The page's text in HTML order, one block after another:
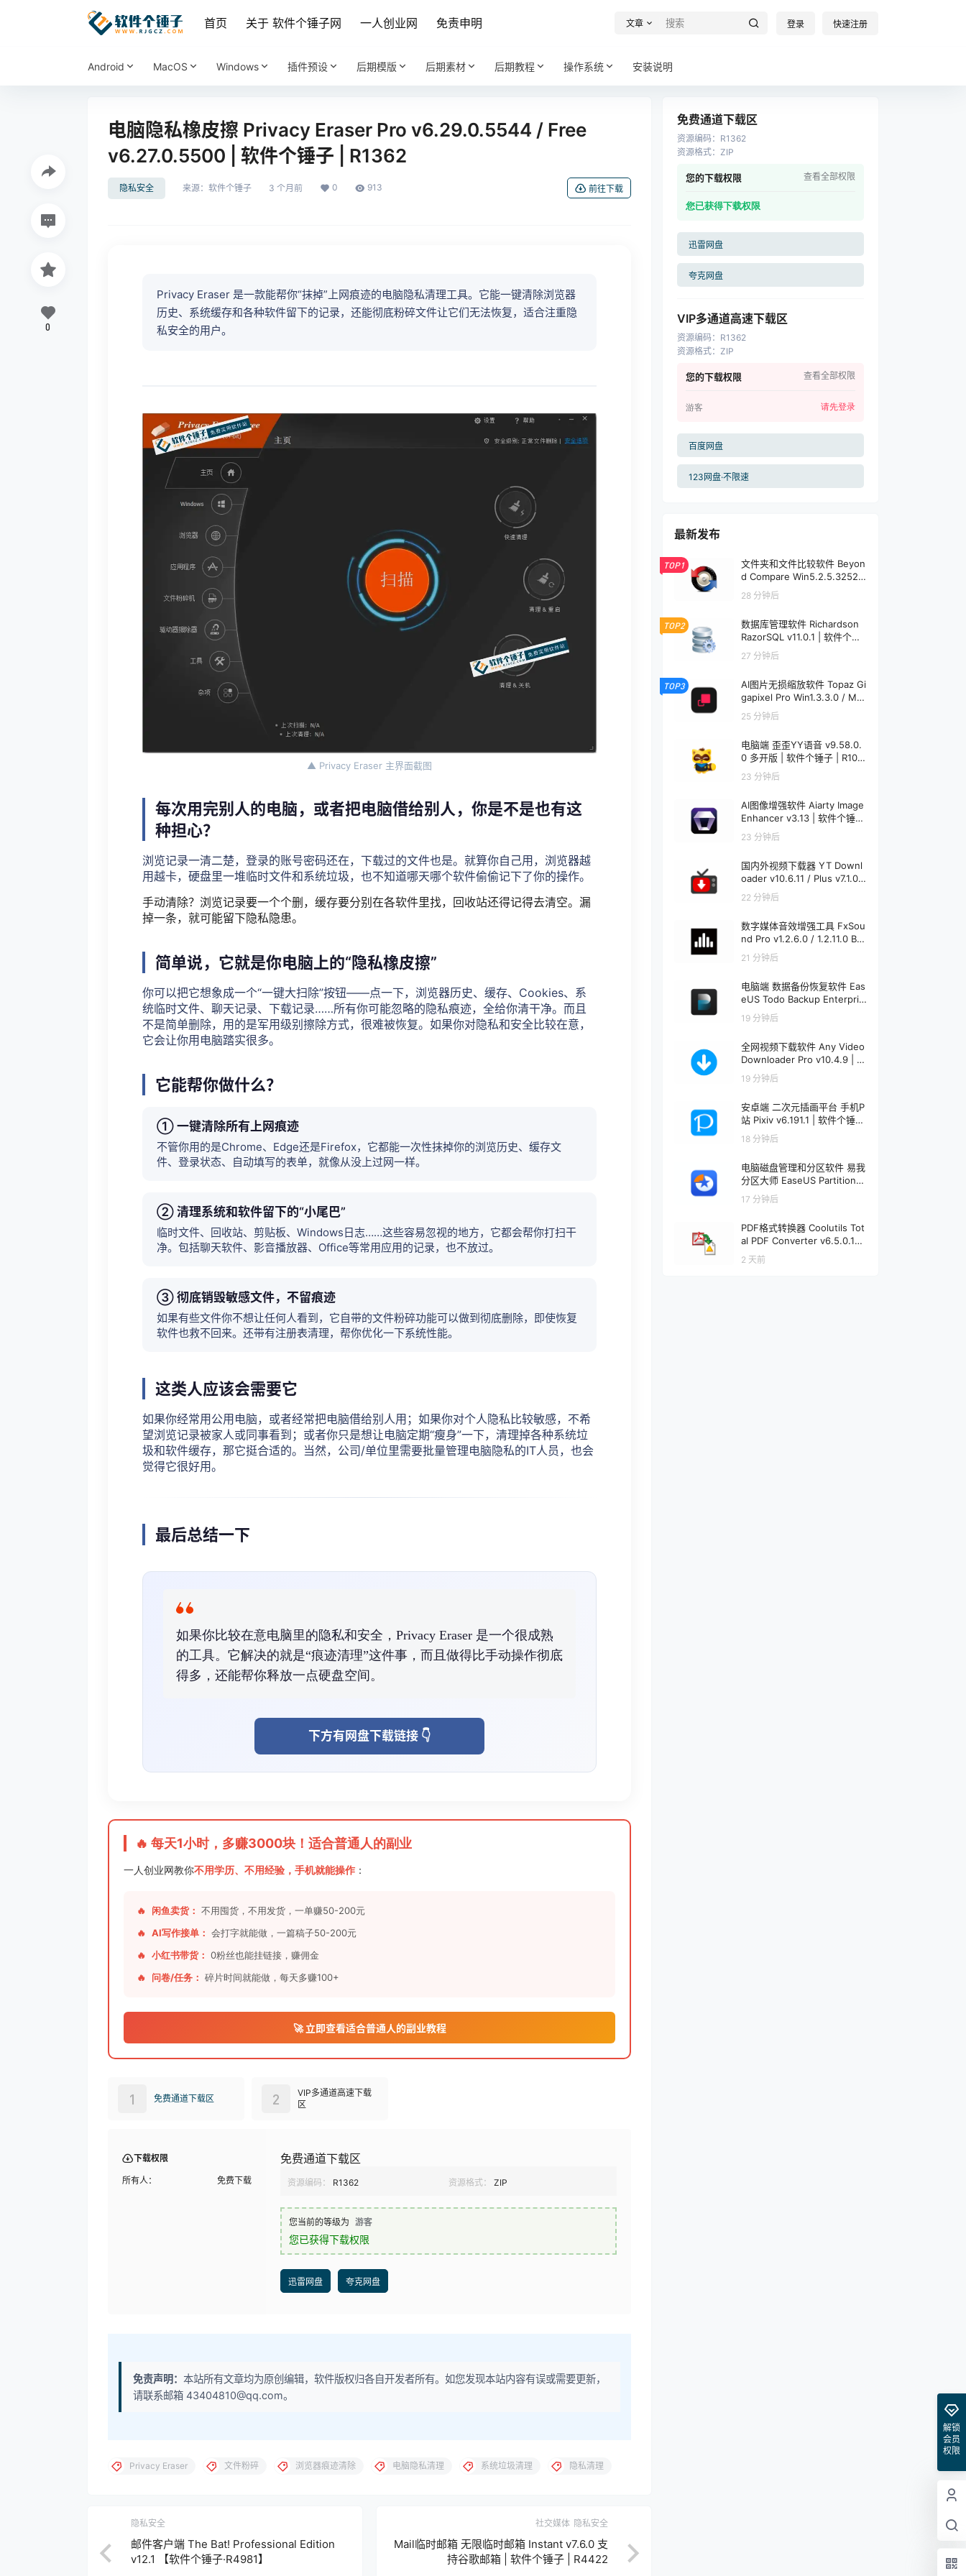
首页 关于 软件个锤子网 一人创业网 免责申明 文章 登录 快速注册
Android MacOS Windows 插件预设 后期模版 后期素材 后期教程 操作系统 安装说明
电脑隐私橡皮擦 Privacy Eraser Pro v6.29.0.5544 / Free
v6.27.0.5500 | 软件个锤子 | R1362
隐私安全 来源： 软件个锤子 3 个月前 0 913 前往下载
Privacy Eraser 是一款能帮你“抹掉”上网痕迹的电脑隐私清理工具。它能一键清除浏览器
历史、系统缓存和各种软件留下的记录，还能彻底粉碎文件让它们无法恢复，适合注重隐
私安全的用户。
▲ Privacy Eraser 主界面截图
每次用完别人的电脑，或者把电脑借给别人，你是不是也有这
种担心？
浏览记录一清二楚，登录的账号密码还在，下载过的文件也是。就算你自己用，浏览器越
用越卡，硬盘里一堆临时文件和系统垃圾，也不知道哪天哪个软件偷偷记下了你的操作。
手动清除？浏览记录要一个个删，缓存要分别在各软件里找，回收站还得记得去清空。漏
掉一条，就可能留下隐私隐患。
简单说，它就是你电脑上的“隐私橡皮擦”
你可以把它想象成一个“一键大扫除”按钮——点一下，浏览器历史、缓存、Cookies、系
统临时文件、聊天记录、下载记录……所有你可能忽略的隐私痕迹，全给你清干净。而且
不是简单删除，用的是军用级别擦除方式，很难被恢复。如果你对隐私和安全比较在意，
它会让你用电脑踏实很多。
它能帮你做什么？
① 一键清除所有上网痕迹
不管你用的是Chrome、Edge还是Firefox，它都能一次性抹掉你的浏览历史、缓存文
件、登录状态、自动填写的表单，就像从没上过网一样。
② 清理系统和软件留下的“小尾巴”
临时文件、回收站、剪贴板、Windows日志……这些容易忽视的地方，它都会帮你打扫干
净。包括聊天软件、影音播放器、Office等常用应用的记录，也不放过。
③ 彻底销毁敏感文件，不留痕迹
如果有些文件你不想让任何人看到，它自带的文件粉碎功能可以做到彻底删除，即使恢复
软件也救不回来。还带有注册表清理，帮你优化一下系统性能。
这类人应该会需要它
如果你经常用公用电脑，或者经常把电脑借给别人用；如果你对个人隐私比较敏感，不希
望浏览记录被家人或同事看到；或者你只是想让电脑定期“瘦身”一下，清理掉各种系统垃
圾和软件缓存，那它挺合适的。当然，公司/单位里需要批量管理电脑隐私的IT人员，也会
觉得它很好用。
最后总结一下
如果你比较在意电脑里的隐私和安全，Privacy Eraser 是一个很成熟
的工具。它解决的就是“痕迹清理”这件事，而且做得比手动操作彻底
得多，还能帮你释放一点硬盘空间。
下方有网盘下载链接 👇
🔥 每天1小时，多赚3000块！适合普通人的副业
一人创业网教你不用学历、不用经验，手机就能操作 ：
🔥 闲鱼卖货： 不用囤货，不用发货，一单赚50-200元
🔥
AI写作接单： 会打字就能做，一篇稿子50-200元
🔥
小红书带货： 0粉丝也能挂链接，赚佣金
🔥
问卷/任务： 碎片时间就能做，每天多赚100+
🚀 立即查看适合普通人的副业教程
免费通道下载区
1
VIP多通道高速下载
区
2
下载权限
所有人： 免费下载
免费通道下载区
资源编码： R1362 资源格式： ZIP
您当前的等级为 游客
您已获得下载权限
迅雷网盘 夸克网盘
免责声明： 本站所有文章均为原创编辑，软件版权归各自开发者所有。如您发现本站内容有误或需要更新，
请联系邮箱 43404810@qq.com。
0
Privacy Eraser 文件粉碎 浏览器痕迹清除 电脑隐私清理 系统垃圾清理 隐私清理
隐私安全
邮件客户端 The Bat! Professional Edition
v12.1 【软件个锤子·R4981】
社交媒体 隐私安全
Mail临时邮箱 无限临时邮箱 Instant v7.6.0 支
持谷歌邮箱 | 软件个锤子 | R4422
免费通道下载区
资源编码： R1362
资源格式： ZIP
您的下载权限 查看全部权限
您已获得下载权限
迅雷网盘
夸克网盘
VIP多通道高速下载区
资源编码： R1362
资源格式： ZIP
您的下载权限 查看全部权限
游客 请先登录
百度网盘
123网盘·不限速
最新发布
TOP1
文件夹和文件比较软件 Beyon
d Compare Win5.2.5.32528
/ Mac5.1.1.31157 | 软件个锤子
| R1599
28 分钟后
TOP2
数据库管理软件 Richardson
RazorSQL v11.0.1 | 软件个锤
子 | R1233
27 分钟后
TOP3
AI图片无损缩放软件 Topaz Gi
gapixel Pro Win1.3.3.0 / Mac
1.0.0 | 软件个锤子 | R4521
25 分钟后
电脑端 歪歪YY语音 v9.58.0.
0 多开版 | 软件个锤子 | R108
23 分钟后
AI图像增强软件 Aiarty Image
Enhancer v3.13 | 软件个锤子
| R1848
23 分钟后
国内外视频下载器 YT Downl
oader v10.6.11 / Plus v7.1.0
Mac v7.1.0 | 软件个锤子 | R12
20
22 分钟后
数字媒体音效增强工具 FxSou
nd Pro v1.2.6.0 / 1.2.11.0 Bet
a | 软件个锤子 | R1913
21 分钟后
电脑端 数据备份恢复软件 Eas
eUS Todo Backup Enterpris
e v16.3.1 | 软件个锤子 | R304
4
19 分钟后
全网视频下载软件 Any Video
Downloader Pro v10.4.9 | 软
件个锤子 | R1222
19 分钟后
安卓端 二次元插画平台 手机P
站 Pixiv v6.191.1 | 软件个锤子
| R1241
18 分钟后
电脑磁盘管理和分区软件 易我
分区大师 EaseUS Partition
Master v20.5.0 + WinPE |
软件个锤子 | R1456
17 分钟后
PDF格式转换器 Coolutils Tot
al PDF Converter v6.5.0.191
| 软件个锤子 | R1912
2 天前
解锁
会员
权限